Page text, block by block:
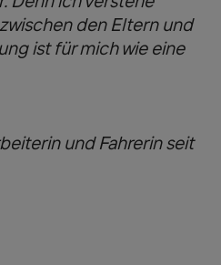
den Eltern und
ist für mich wie eine
und Fahrerin seit